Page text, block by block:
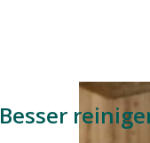
Besser